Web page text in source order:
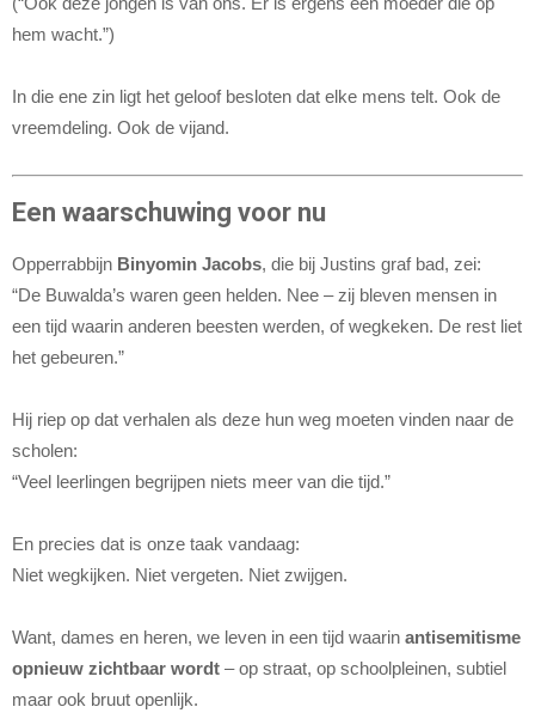
hem wacht.”)
In die ene zin ligt het geloof besloten dat elke mens telt. Ook de
vreemdeling. Ook de vijand.
Een waarschuwing voor nu
Opperrabbijn Binyomin Jacobs, die bij Justins graf bad, zei:
“De Buwalda’s waren geen helden. Nee – zij bleven mensen in
een tijd waarin anderen beesten werden, of wegkeken. De rest liet
het gebeuren.”
Hij riep op dat verhalen als deze hun weg moeten vinden naar de
scholen:
“Veel leerlingen begrijpen niets meer van die tijd.”
En precies dat is onze taak vandaag:
Niet wegkijken. Niet vergeten. Niet zwijgen.
Want, dames en heren, we leven in een tijd waarin antisemitisme
opnieuw zichtbaar wordt – op straat, op schoolpleinen, subtiel
maar ook bruut openlijk.